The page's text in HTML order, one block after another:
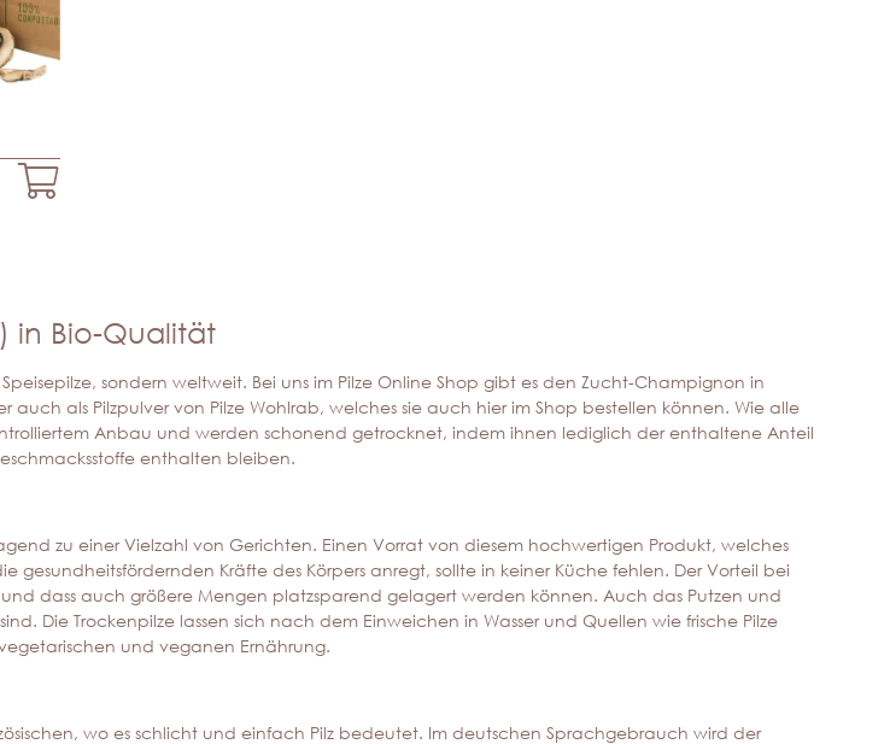
in Bio-Qualität
sondern weltweit. Bei uns im Pilze Online Shop gibt es den Zucht-Champignon in
als Pilzpulver von Pilze Wohlrab, welches sie auch hier im Shop bestellen können. Wie alle
Anbau und werden schonend getrocknet, indem ihnen lediglich der enthaltene Anteil
enthalten bleiben.
zu einer Vielzahl von Gerichten. Einen Vorrat von diesem hochwertigen Produkt, welches
Kräfte des Körpers anregt, sollte in keiner Küche fehlen. Der Vorteil bei
dass auch größere Mengen platzsparend gelagert werden können. Auch das Putzen und
Die Trockenpilze lassen sich nach dem Einweichen in Wasser und Quellen wie frische Pilze
und veganen Ernährung.
wo es schlicht und einfach Pilz bedeutet. Im deutschen Sprachgebrauch wird der